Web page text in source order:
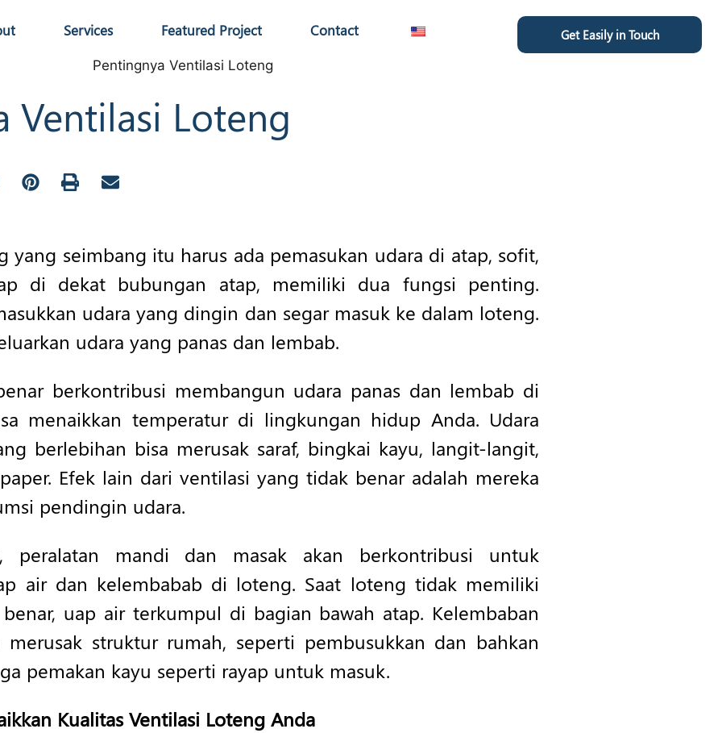
Services Featured Project Contact Get Easily in Touch
Ventilasi Loteng
yang seimbang itu harus ada pemasukan udara di atap, sofit,
di dekat bubungan atap, memiliki dua fungsi penting.
udara yang dingin dan segar masuk ke dalam loteng.
udara yang panas dan lembab.
berkontribusi membangun udara panas dan lembab di
menaikkan temperatur di lingkungan hidup Anda. Udara
berlebihan bisa merusak saraf, bingkai kayu, langit-langit,
Efek lain dari ventilasi yang tidak benar adalah mereka
pendingin udara.
peralatan mandi dan masak akan berkontribusi untuk
air dan kelembabab di loteng. Saat loteng tidak memiliki
uap air terkumpul di bagian bawah atap. Kelembaban
struktur rumah, seperti pembusukkan dan bahkan
pemakan kayu seperti rayap untuk masuk.
Kualitas Ventilasi Loteng Anda